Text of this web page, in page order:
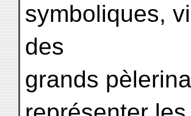
symboliques,
des
grands